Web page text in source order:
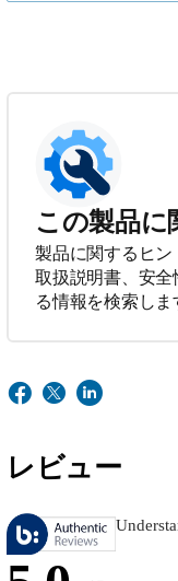
この製品に
製品に関するヒン
取扱説明書、安
る情報を検索しま
レビュー